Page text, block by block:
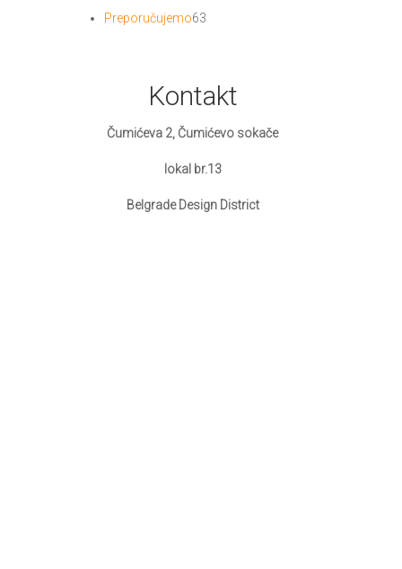
proizvod
Preporučujemo63
Kontakt
Čumićeva 2, Čumićevo sokače
lokal br.13
Belgrade Design District